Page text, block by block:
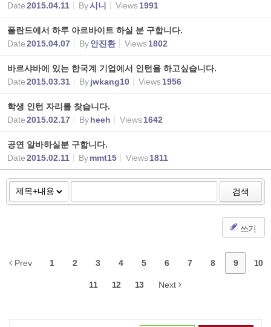
Date2015.04.11 By시니 Views1991
폴란드에서 하루 아르바이트 하실 분 구합니다.
Date2015.04.07 By안진환 Views1802
바르샤바에 있는 한국계 기업에서 인턴을 하고싶습니다.
Date2015.03.31 Byjwkang10 Views1956
학생 인턴 자리를 찾습니다.
Date2015.02.17 Byheeh Views1642
공연 알바하실분 구합니다.
Date2015.02.11 Bymmt15 Views1811
검색
쓰기
Prev 1 2 3 4 5 6 7 8 9 10
11 12 13 Next